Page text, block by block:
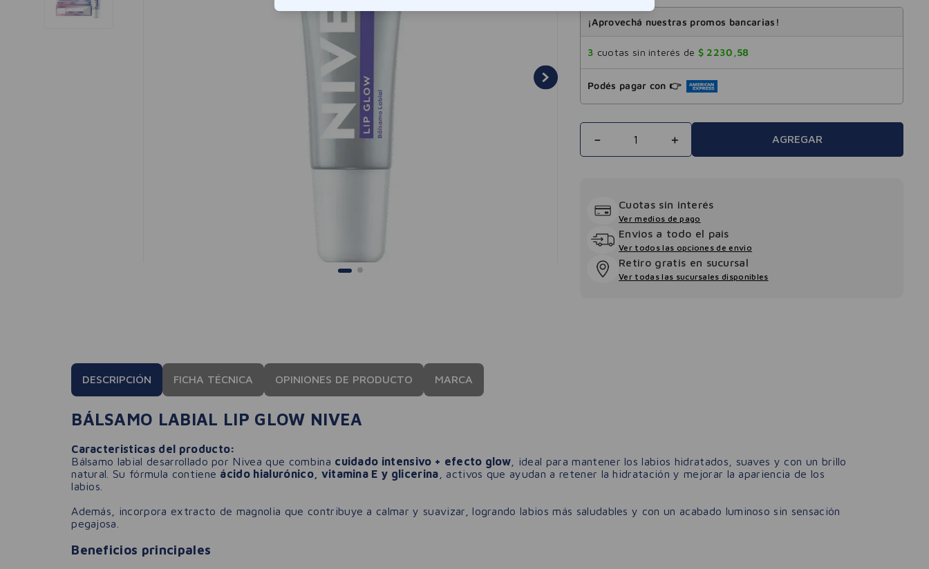
¡Aprovechá nuestras promos bancarias!
3 cuotas sin interés de $ 2230 ,58
Podés pagar con 👉
＋
－ AGREGAR
Cuotas sin interés
Ver medios de pago
Envios a todo el pais
Ver todos las opciones de envio
Retiro gratis en sucursal
Ver todas las sucursales disponibles
DESCRIPCIÓN FICHA TÉCNICA OPINIONES DE PRODUCTO MARCA
BÁLSAMO LABIAL LIP GLOW NIVEA
Caracteristicas del producto:
Bálsamo labial desarrollado por Nivea que combina cuidado intensivo + efecto glow , ideal para mantener los labios hidratados, suaves y con un brillo
natural. Su fórmula contiene ácido hialurónico, vitamina E y glicerina , activos que ayudan a retener la hidratación y mejorar la apariencia de los
labios.
Además, incorpora extracto de magnolia que contribuye a calmar y suavizar, logrando labios más saludables y con un acabado luminoso sin sensación
pegajosa.
Beneficios principales